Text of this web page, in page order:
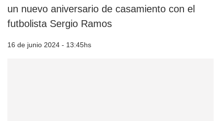
un nuevo aniversario de casamiento con el
futbolista Sergio Ramos
16 de junio 2024 - 13:45hs